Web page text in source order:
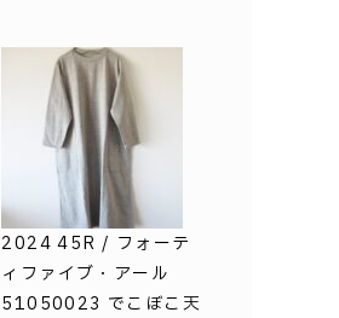
2024 45R / フォーテ
ィファイブ・アール
51050023 でこぼこ天